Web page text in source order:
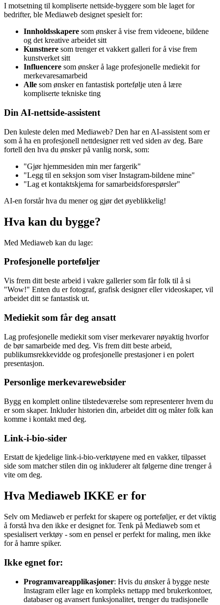
I motsetning til kompliserte nettside-byggere som ble laget for
bedrifter, ble Mediaweb designet spesielt for:
Innholdsskapere som ønsker å vise frem videoene, bildene
og det kreative arbeidet sitt
Kunstnere som trenger et vakkert galleri for å vise frem
kunstverket sitt
Influencere som ønsker å lage profesjonelle mediekit for
merkevaresamarbeid
Alle som ønsker en fantastisk portefølje uten å lære
kompliserte tekniske ting
Din AI-nettside-assistent
Den kuleste delen med Mediaweb? Den har en AI-assistent som er
som å ha en profesjonell nettdesigner rett ved siden av deg. Bare
fortell den hva du ønsker på vanlig norsk, som:
"Gjør hjemmesiden min mer fargerik"
"Legg til en seksjon som viser Instagram-bildene mine"
"Lag et kontaktskjema for samarbeidsforespørsler"
AI-en forstår hva du mener og gjør det øyeblikkelig!
Hva kan du bygge?
Med Mediaweb kan du lage:
Profesjonelle porteføljer
Vis frem ditt beste arbeid i vakre gallerier som får folk til å si
"Wow!" Enten du er fotograf, grafisk designer eller videoskaper, vil
arbeidet ditt se fantastisk ut.
Mediekit som får deg ansatt
Lag profesjonelle mediekit som viser merkevarer nøyaktig hvorfor
de bør samarbeide med deg. Vis frem ditt beste arbeid,
publikumsrekkevidde og profesjonelle prestasjoner i en polert
presentasjon.
Personlige merkevarewebsider
Bygg en komplett online tilstedeværelse som representerer hvem du
er som skaper. Inkluder historien din, arbeidet ditt og måter folk kan
komme i kontakt med deg.
Link-i-bio-sider
Erstatt de kjedelige link-i-bio-verktøyene med en vakker, tilpasset
side som matcher stilen din og inkluderer alt følgerne dine trenger å
vite om deg.
Hva Mediaweb IKKE er for
Selv om Mediaweb er perfekt for skapere og porteføljer, er det viktig
å forstå hva den ikke er designet for. Tenk på Mediaweb som et
spesialisert verktøy - som en pensel er perfekt for maling, men ikke
for å hamre spiker.
Ikke egnet for:
Programvareapplikasjoner: Hvis du ønsker å bygge neste
Instagram eller lage en kompleks nettapp med brukerkontoer,
databaser og avansert funksjonalitet, trenger du tradisjonelle